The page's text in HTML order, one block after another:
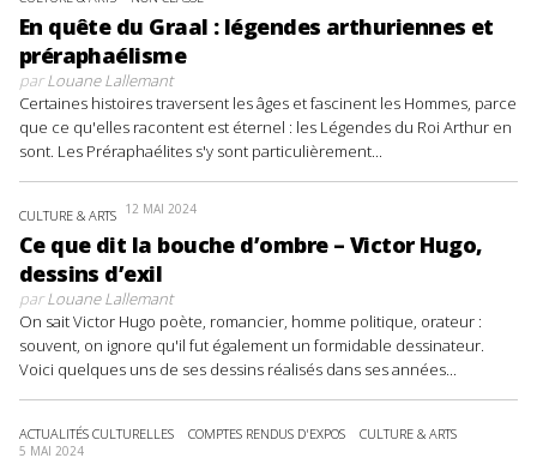
En quête du Graal : légendes arthuriennes et
préraphaélisme
parLouane Lallemant
Certaines histoires traversent les âges et fascinent les Hommes, parce
que ce qu'elles racontent est éternel : les Légendes du Roi Arthur en
sont. Les Préraphaélites s'y sont particulièrement...
CULTURE & ARTS 12 MAI 2024
Ce que dit la bouche d’ombre – Victor Hugo,
dessins d’exil
parLouane Lallemant
On sait Victor Hugo poète, romancier, homme politique, orateur :
souvent, on ignore qu'il fut également un formidable dessinateur.
Voici quelques uns de ses dessins réalisés dans ses années...
ACTUALITÉS CULTURELLES COMPTES RENDUS D'EXPOS CULTURE & ARTS
5 MAI 2024